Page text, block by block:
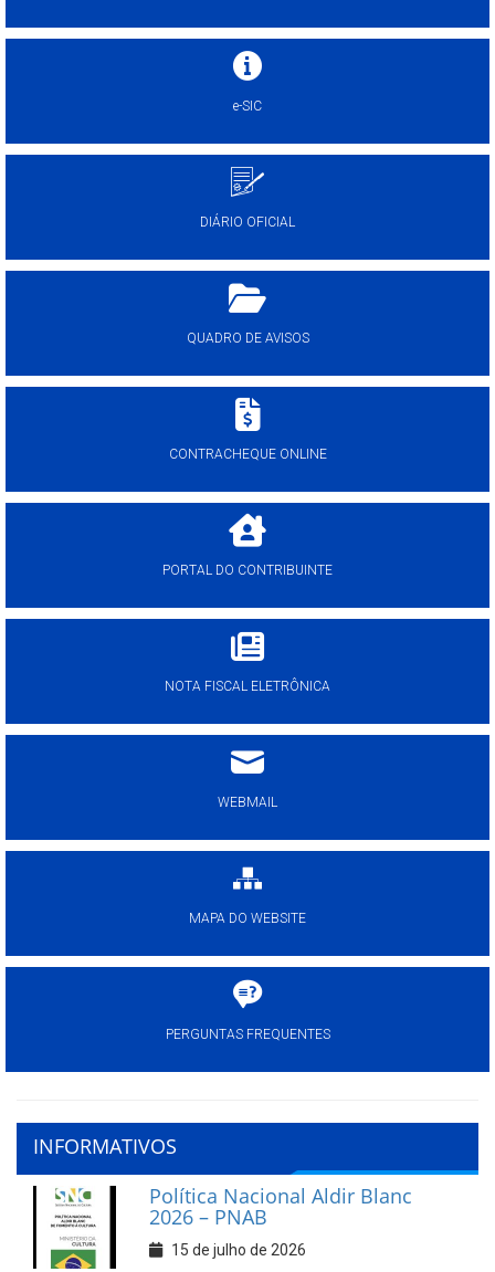
e-SIC
DIÁRIO OFICIAL
QUADRO DE AVISOS
CONTRACHEQUE ONLINE
PORTAL DO CONTRIBUINTE
NOTA FISCAL ELETRÔNICA
WEBMAIL
MAPA DO WEBSITE
PERGUNTAS FREQUENTES
INFORMATIVOS
Política Nacional Aldir Blanc
2026 – PNAB
15 de julho de 2026